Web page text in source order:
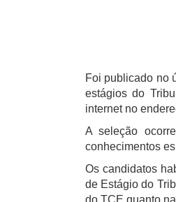
Foi publicado no
estágios do
internet no
A seleção
conhecimentos
Os candidatos
de Estágio do
do TCE quanto